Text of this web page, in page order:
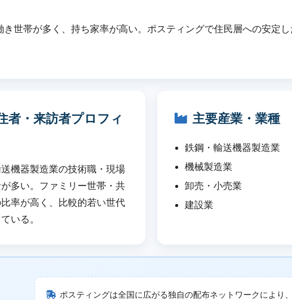
世帯が多く、持ち家率が高い。ポスティングで住民層への安定
者・来訪者プロフィ
機器製造業の技術職・現場
多い。ファミリー世帯・共
率が高く、比較的若い世代
いる。
主要産業・業種
鉄鋼・輸送機器製造業
機械製造業
卸売・小売業
建設業
ポスティングは全国に広がる独自の配布ネットワークにより